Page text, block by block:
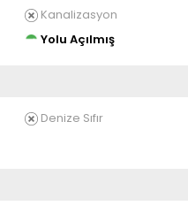
Kanalizasyon
Yolu Açılmış
Denize Sıfır